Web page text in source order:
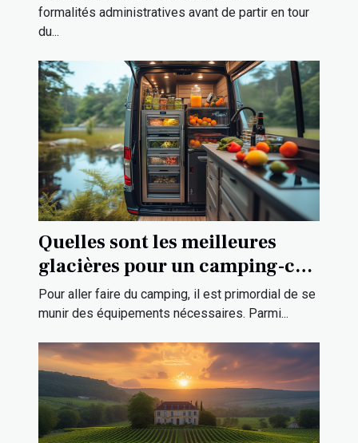
formalités administratives avant de partir en tour
du...
Quelles sont les meilleures
glacières pour un camping-car
?
Pour aller faire du camping, il est primordial de se
munir des équipements nécessaires. Parmi...